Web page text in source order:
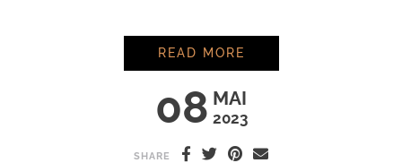
08 MAI
2023
READ MORE
SHARE